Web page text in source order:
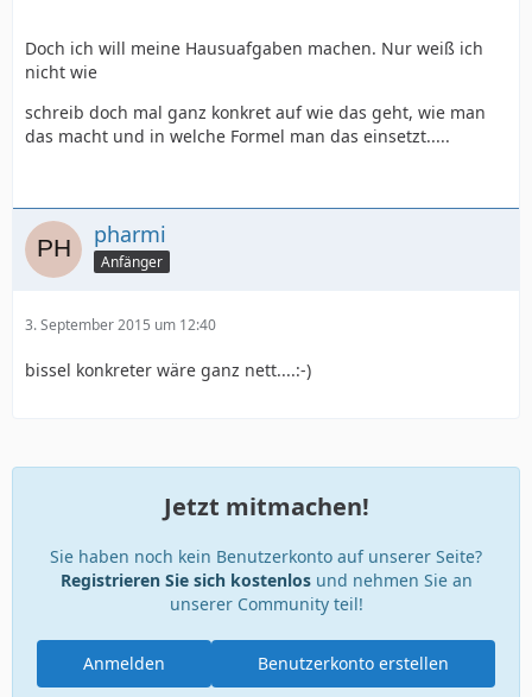
Doch ich will meine Hausuafgaben machen. Nur weiß ich
nicht wie
schreib doch mal ganz konkret auf wie das geht, wie man
das macht und in welche Formel man das einsetzt.....
pharmi
Anfänger
3. September 2015 um 12:40
bissel konkreter wäre ganz nett....:-)
Jetzt mitmachen!
Sie haben noch kein Benutzerkonto auf unserer Seite?
Registrieren Sie sich kostenlosund nehmen Sie an
unserer Community teil!
Benutzerkonto erstellen
Anmelden